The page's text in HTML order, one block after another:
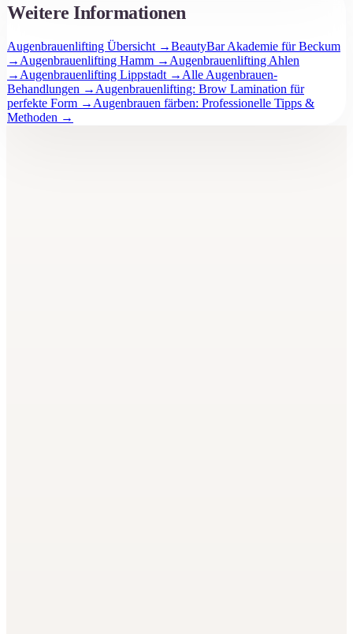
Weitere Informationen
Augenbrauenlifting Übersicht →BeautyBar Akademie für Beckum
→ Augenbrauenlifting Hamm → Augenbrauenlifting Ahlen
→ Augenbrauenlifting Lippstadt → Alle Augenbrauen-
Behandlungen → Augenbrauenlifting: Brow Lamination für
perfekte Form → Augenbrauen färben: Professionelle Tipps &
Methoden →